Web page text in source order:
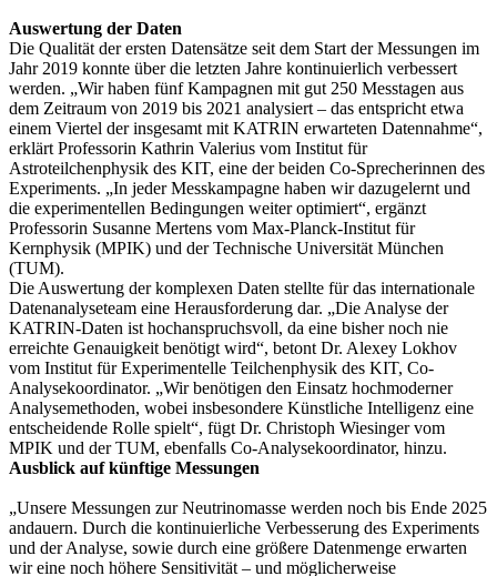
Auswertung der Daten
Die Qualität der ersten Datensätze seit dem Start der Messungen im
Jahr 2019 konnte über die letzten Jahre kontinuierlich verbessert
werden. „Wir haben fünf Kampagnen mit gut 250 Messtagen aus
dem Zeitraum von 2019 bis 2021 analysiert – das entspricht etwa
einem Viertel der insgesamt mit KATRIN erwarteten Datennahme“,
erklärt Professorin Kathrin Valerius vom Institut für
Astroteilchenphysik des KIT, eine der beiden Co-Sprecherinnen des
Experiments. „In jeder Messkampagne haben wir dazugelernt und
die experimentellen Bedingungen weiter optimiert“, ergänzt
Professorin Susanne Mertens vom Max-Planck-Institut für
Kernphysik (MPIK) und der Technische Universität München
(TUM).
Die Auswertung der komplexen Daten stellte für das internationale
Datenanalyseteam eine Herausforderung dar. „Die Analyse der
KATRIN-Daten ist hochanspruchsvoll, da eine bisher noch nie
erreichte Genauigkeit benötigt wird“, betont Dr. Alexey Lokhov
vom Institut für Experimentelle Teilchenphysik des KIT, Co-
Analysekoordinator. „Wir benötigen den Einsatz hochmoderner
Analysemethoden, wobei insbesondere Künstliche Intelligenz eine
entscheidende Rolle spielt“, fügt Dr. Christoph Wiesinger vom
MPIK und der TUM, ebenfalls Co-Analysekoordinator, hinzu.
Ausblick auf künftige Messungen
„Unsere Messungen zur Neutrinomasse werden noch bis Ende 2025
andauern. Durch die kontinuierliche Verbesserung des Experiments
und der Analyse, sowie durch eine größere Datenmenge erwarten
wir eine noch höhere Sensitivität – und möglicherweise